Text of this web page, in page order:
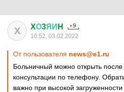
X XО3ЯИ H
10:52, 03.02.2022
От пользователя news@e1.ru
Больничный можно открыть
консультации по телефону.
важно при высокой